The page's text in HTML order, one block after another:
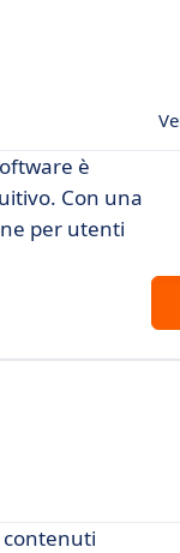
è
Con una
per utenti
contenuti